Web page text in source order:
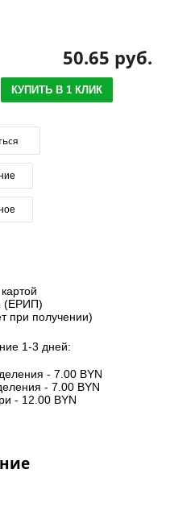
50.65 руб.
КУПИТЬ В 1 КЛИК
(ЕРИП)
при получении)
1-3 дней:
- 7.00 BYN
- 7.00 BYN
- 12.00 BYN